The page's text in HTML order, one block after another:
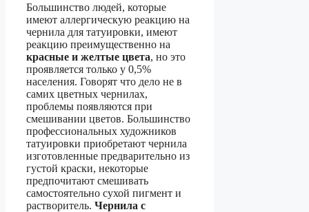
Большинство людей, которые
имеют аллергическую реакцию на
чернила для татуировки, имеют
реакцию преимущественно на
красные и желтые цвета, но это
проявляется только у 0,5%
населения. Говорят что дело не в
самих цветных чернилах,
проблемы появляются при
смешивании цветов. Большинство
профессиональных художников
татуировки приобретают чернила
изготовленные предварительно из
густой краски, некоторые
предпочитают смешивать
самостоятельно сухой пигмент и
растворитель. Чернила с